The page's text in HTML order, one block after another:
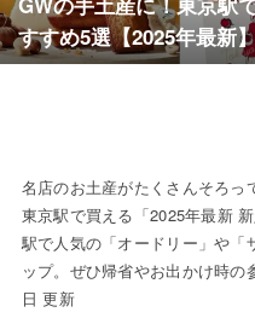
すすめ5選【2025年最新
名店のお土産がたくさんそろっ
東京駅で買える「2025年最新
駅で人気の「オードリー」や「
ップ。ぜひ帰省やお出かけ時
日 更新